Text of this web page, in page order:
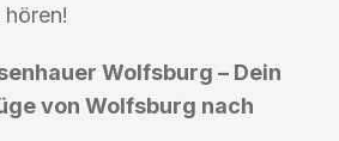
Wolfsburg – Dein
von Wolfsburg nach